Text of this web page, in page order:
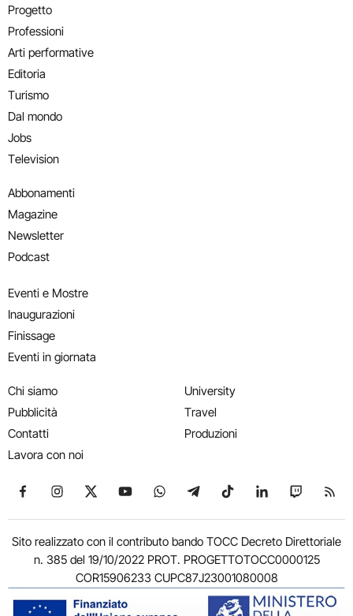
Progetto
Professioni
Arti performative
Editoria
Turismo
Dal mondo
Jobs
Television
Abbonamenti
Magazine
Newsletter
Podcast
Eventi e Mostre
Inaugurazioni
Finissage
Eventi in giornata
Chi siamo
Pubblicità
Contatti
Lavora con noi
University
Travel
Produzioni
Seguici su Facebook
Seguici su Instagram
Seguici su X
Seguici su YouTube
Seguici su WhatsApp
Seguici su Telegram
Seguici su TikTok
Seguici su
Seguici
Sito realizzato con il contributo bando TOCC Decreto Direttoriale
n. 385 del 19/10/2022 PROT. PROGETTOTOCC0000125
COR15906233 CUPC87J23001080008